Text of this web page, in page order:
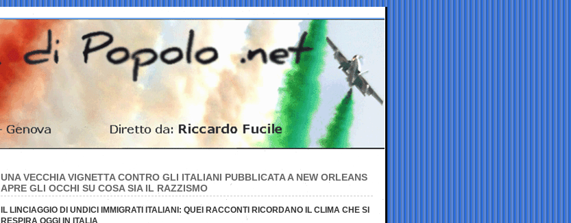
UNA VECCHIA VIGNETTA CONTRO GLI ITALIANI PUBBLICATA A NEW ORLEANS
APRE GLI OCCHI SU COSA SIA IL RAZZISMO
IL LINCIAGGIO DI UNDICI IMMIGRATI ITALIANI: QUEI RACCONTI RICORDANO IL CLIMA CHE SI
RESPIRA OGGI IN ITALIA